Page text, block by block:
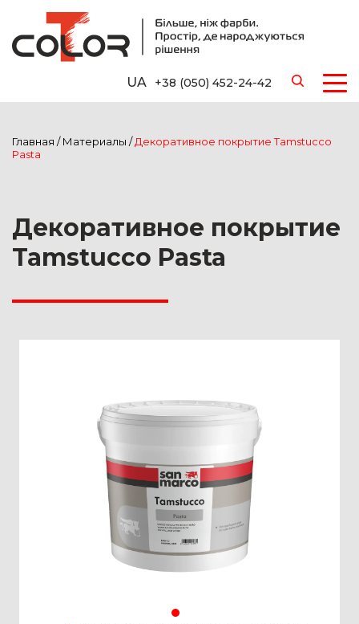
UA +38 (050) 452-24-42
Главная /Материалы /Декоративное покрытие Tamstucco
Pasta
Декоративное покрытие
Tamstucco Pasta